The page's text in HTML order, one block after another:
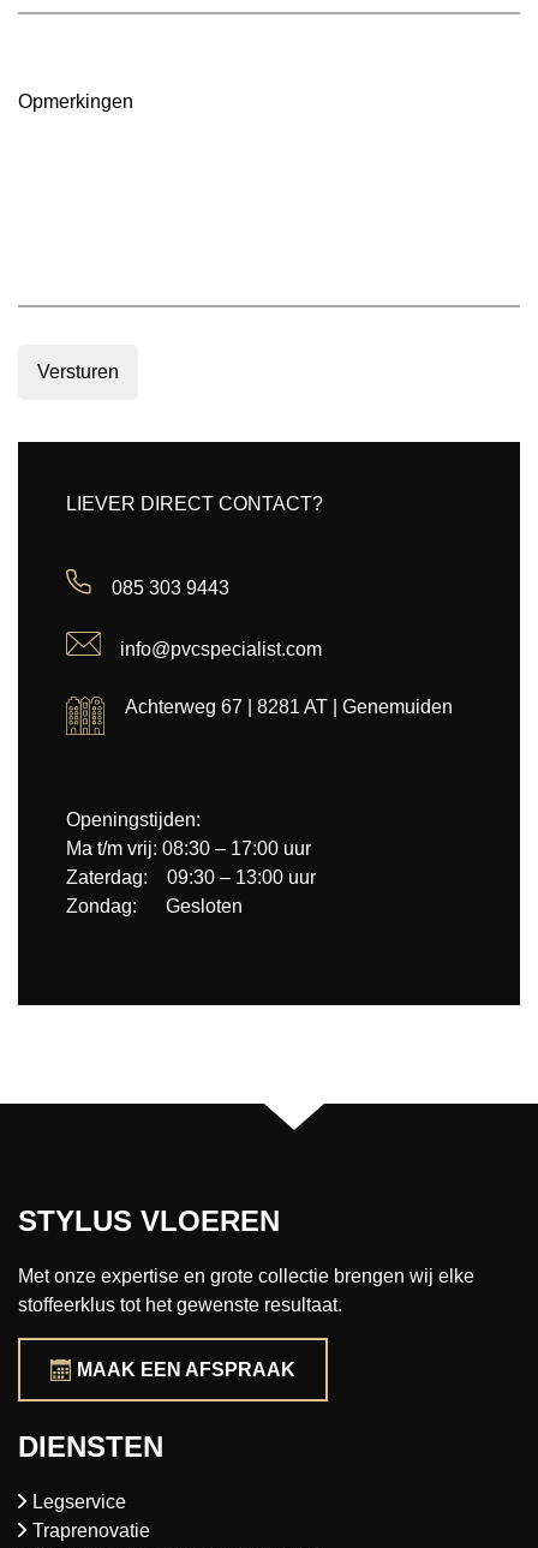
Opmerkingen
Versturen
LIEVER DIRECT CONTACT?
085 303 9443
info@pvcspecialist.com
Achterweg 67 | 8281 AT | Genemuiden
Openingstijden:
Ma t/m vrij: 08:30 – 17:00 uur
Zaterdag: 09:30 – 13:00 uur
Zondag: Gesloten
STYLUS VLOEREN
Met onze expertise en grote collectie brengen wij elke
stoffeerklus tot het gewenste resultaat.
MAAK EEN AFSPRAAK
DIENSTEN
Legservice
Traprenovatie